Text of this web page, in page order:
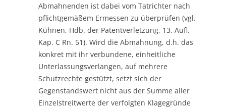
Abmahnenden ist dabei vom Tatrichter nach
pflichtgemäßem Ermessen zu überprüfen (vgl.
Kühnen, Hdb. der Patentverletzung, 13. Aufl.
Kap. C Rn. 51). Wird die Abmahnung, d.h. das
konkret mit ihr verbundene, einheitliche
Unterlassungsverlangen, auf mehrere
Schutzrechte gestützt, setzt sich der
Gegenstandswert nicht aus der Summe aller
Einzelstreitwerte der verfolgten Klagegründe